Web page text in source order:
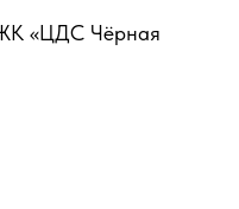
«ЦДС Чёрная